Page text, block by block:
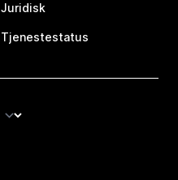
Juridisk
Tjenestestatus